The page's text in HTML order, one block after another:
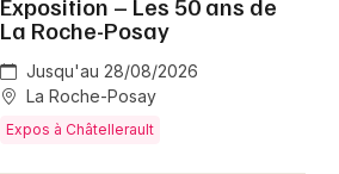
La Roche-Posay
Jusqu'au 28/08/2026
La Roche-Posay
Expos à Châtellerault